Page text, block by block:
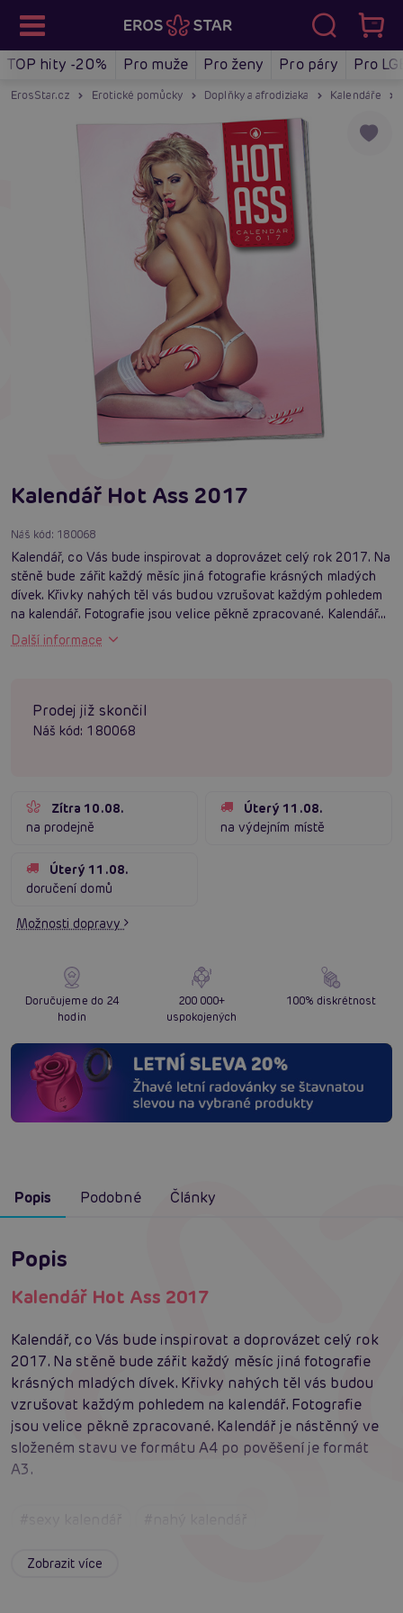
TOP hity -20% Pro muže Pro ženy Pro páry Pro
ErosStar.cz Erotické pomůcky Doplňky a afrodiziaka Kalendáře
Kalendář Hot Ass 2017
Náš kód: 180068
Kalendář, co Vás bude inspirovat a doprovázet celý rok 2017. Na
stěně bude zářit každý měsíc jiná fotografie krásných mladých
dívek. Křivky nahých těl vás budou vzrušovat každým pohledem
na kalendář. Fotografie jsou velice pěkně zpracované. Kalendář...
Další informace
Prodej již skončil
Náš kód: 180068
Zítra 10.08.
na prodejně
Úterý 11.08.
na výdejním místě
Úterý 11.08.
doručení domů
Možnosti dopravy
Doručujeme do 24
hodin
200 000+
uspokojených
100% diskrétnost
Popis Podobné Články
Popis
Kalendář Hot Ass 2017
Kalendář, co Vás bude inspirovat a doprovázet celý rok
2017. Na stěně bude zářit každý měsíc jiná fotografie
krásných mladých dívek. Křivky nahých těl vás budou
vzrušovat každým pohledem na kalendář. Fotografie
jsou velice pěkně zpracované. Kalendář je nástěnný ve
složeném stavu ve formátu A4 po pověšení je formát
A3.
#dárkový kalendář
Zobrazit více